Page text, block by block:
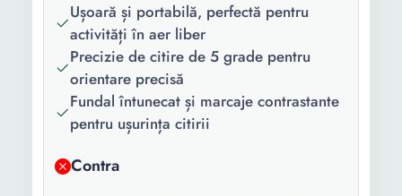
Ușoară și portabilă, perfectă pentru
activități în aer liber
Precizie de citire de 5 grade pentru
orientare precisă
Fundal întunecat și marcaje contrastante
pentru ușurința citirii
Contra